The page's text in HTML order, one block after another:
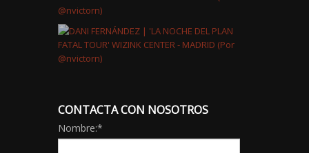
CONTACTA CON NOSOTROS
Nombre:*